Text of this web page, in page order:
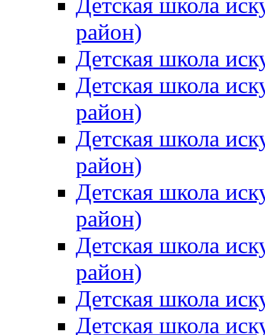
район)
Детская школа
Детская школа
район)
Детская школа
район)
Детская школа
район)
Детская школа
район)
Детская школа
Детская школа